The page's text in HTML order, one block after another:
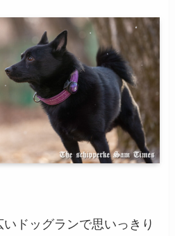
ドッグランで思いっきり